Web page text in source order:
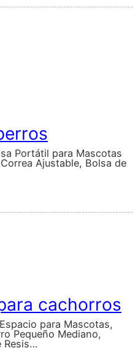
Portátil para Mascotas
Ajustable, Bolsa de
cachorros
para Mascotas,
Pequeño Mediano,
Resis…